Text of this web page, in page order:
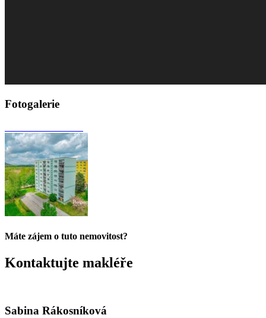
Fotogalerie
Máte zájem o tuto nemovitost?
Kontaktujte makléře
Sabina Rákosníková